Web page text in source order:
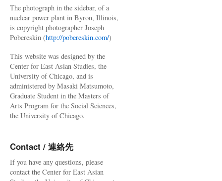
The photograph in the sidebar, of a
nuclear power plant in Byron, Illinois,
is copyright photographer Joseph
Pobereskin (http://pobereskin.com/)
This website was designed by the
Center for East Asian Studies, the
University of Chicago, and is
administered by Masaki Matsumoto,
Graduate Student in the Masters of
Arts Program for the Social Sciences,
the University of Chicago.
Contact / 連絡先
If you have any questions, please
contact the Center for East Asian